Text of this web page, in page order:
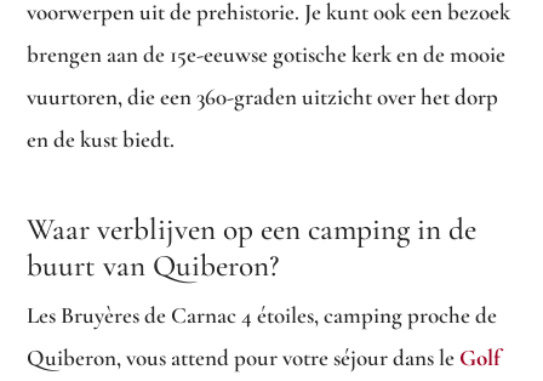
voorwerpen uit de prehistorie. Je kunt ook een bezoek
brengen aan de 15e-eeuwse gotische kerk en de mooie
vuurtoren, die een 360-graden uitzicht over het dorp
en de kust biedt.
Waar verblijven op een camping in de
buurt van Quiberon?
Les Bruyères de Carnac 4 étoiles, camping proche de
Quiberon, vous attend pour votre séjour dans le Golf